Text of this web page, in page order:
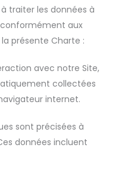
traiter les données à
aux
présente Charte :
avec notre Site,
collectées
internet.
sont précisées à
données incluent